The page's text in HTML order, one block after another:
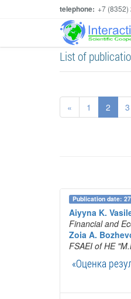
telephone: +7 (8352)
List of
« 1 2 3
Publication date:
Aiyyna K.
Financial and
Zoia A.
FSAEI of HE
«Оценка